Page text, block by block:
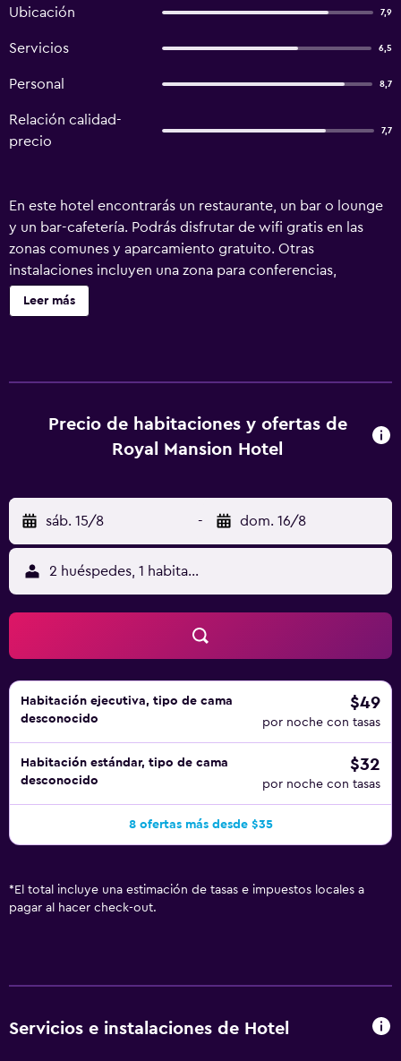
Ubicación 7,9
Servicios 6,5
Personal 8,7
Relación calidad-
precio
7,7
En este hotel encontrarás un restaurante, un bar o lounge
y un bar-cafetería. Podrás disfrutar de wifi gratis en las
zonas comunes y aparcamiento gratuito. Otras
instalaciones incluyen una zona para conferencias,
servicios de conserjería y servicio de tintorería. Royal
Mansion Hotel ofrece 19 alojamientos con aire
Ciudad de Tabaco ofrece acceso a Internet wifi gratis. Es
posible solicitar tabla de planchar con plancha y secador
que se indican más abajo en las instalaciones o cerca del
alojamiento (es posible que se aplique un recargo).
Leer más
Precio de habitaciones y ofertas de
Royal Mansion Hotel
sáb. 15/8 - dom. 16/8
2 huéspedes, 1 habitación
Habitación ejecutiva, tipo de cama
desconocido
$49
por noche con tasas
Habitación estándar, tipo de cama
desconocido
$32
por noche con tasas
8 ofertas más desde $35
* El total incluye una estimación de tasas e impuestos locales a
pagar al hacer check-out.
Servicios e instalaciones de Hotel